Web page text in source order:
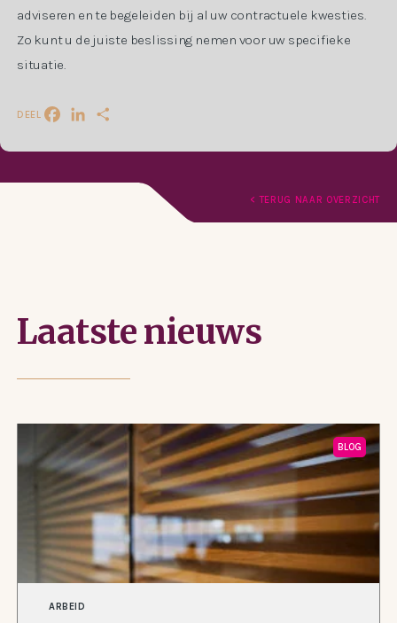
< TERUG NAAR OVERZICHT
adviseren en te begeleiden bij al uw contractuele kwesties.
Zo kunt u de juiste beslissing nemen voor uw specifieke
situatie.
DEEL
Laatste nieuws
BLOG
ARBEID